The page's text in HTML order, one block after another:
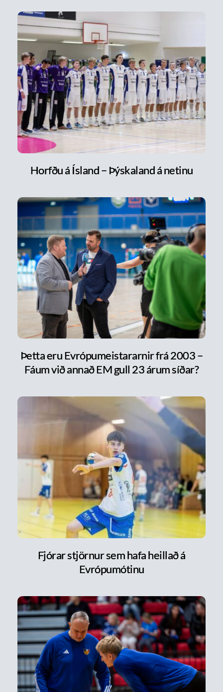
Horfðu á Ísland – Þýskaland á netinu
Þetta eru Evrópumeistararnir frá 2003 –
Fáum við annað EM gull 23 árum síðar?
Fjórar stjörnur sem hafa heillað á
Evrópumótinu